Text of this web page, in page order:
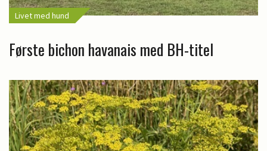
Livet med hund
Første bichon havanais med BH-titel